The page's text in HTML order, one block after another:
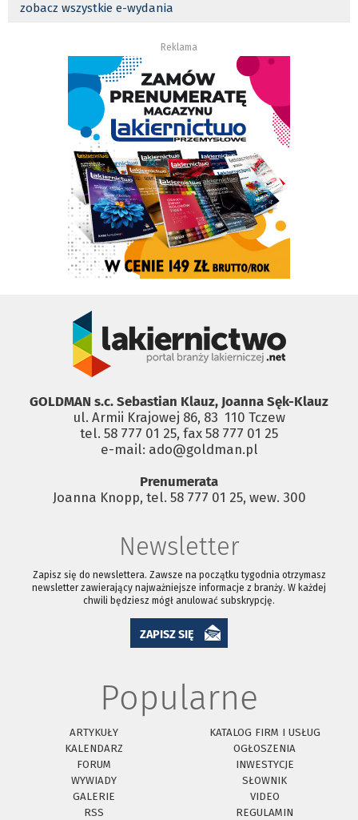
zobacz wszystkie e-wydania
Reklama
GOLDMAN s.c. Sebastian Klauz, Joanna Sęk-Klauz
ul. Armii Krajowej 86, 83 ­ 110 Tczew
tel. 58 777 01 25, fax 58 777 01 25
e-mail: ado@goldman.pl
Prenumerata
Joanna Knopp, tel. 58 777 01 25, wew. 300
Newsletter
Zapisz się do newslettera. Zawsze na początku tygodnia otrzymasz
newsletter zawierający najważniejsze informacje z branży. W każdej
chwili będziesz mógł anulować subskrypcję.
ZAPISZ SIĘ
Popularne
ARTYKUŁY
KATALOG FIRM I USŁUG
KALENDARZ
OGŁOSZENIA
FORUM
INWESTYCJE
WYWIADY
SŁOWNIK
GALERIE
VIDEO
RSS
REGULAMIN